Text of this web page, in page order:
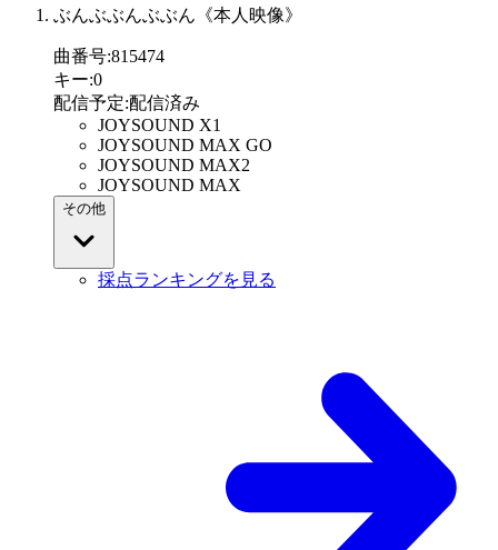
ぶんぶぶんぶぶん《本人映像》
曲番号:815474
キー:0
配信予定:配信済み
JOYSOUND X1
JOYSOUND MAX GO
JOYSOUND MAX2
JOYSOUND MAX
その他
採点ランキングを見る